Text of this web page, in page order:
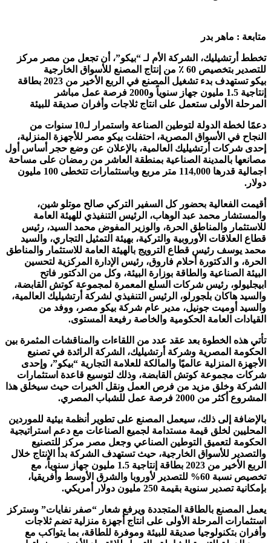
متابعة : ماهر بدر
تخطط أرتشيليك، الشركة الأم لـ “بيكو”، أن تجعل من مصر مركز
للتصدير بتخصيص 60 ٪ من إنتاج المصنع للأسواق الخارجية
بيكو تستهدف بدء تشغيل المصنع في الربع الأخير من 2023 بطاقة
إنتاجية 1.5 مليون جهاز سنوياً و2000 فرصة عمل مباشر
المرحلة الأولى ستعمل على انتاج ثلاجات وأفران صديقة للبيئة
دعمًا لخطة الدولة لتوطين الصناعة واستمرار لـ10 سنوات من
النجاح في الأسواق المصرية، احتفلت بيكو مصر للأجهزة المنزلية،
إحدى شركات أرتشيليك العالمية، بالإعلان عن وضع حجر أساس أول
مصانعها بالمدينة الصناعية بمنطقة العاشر من رمضان على مساحة
اجمالية قدرها 114,000 متر مربع وباستثمارات تتخطى 100 مليون
دولار.
أقيمت الفعالية بحضور كل السفير التركي صالح موتلو شين،
والمستشار محمد عبد الوهاب، الرئيس التنفيذي للهيئة العامة
للاستثمار والمناطق الحرة، والوزير المفوض محمد السيد، رئيس
قطاع العلاقات الأوروبية والتركية، بهيئة التمثيل التجاري، والسيد
محمد يوسف رئيس قطاع الترويج بالهيئة العامة للاستثمار والمناطق
الحرة، و الدكتورة أحلام فاروق، رئيس الإدارة المركزية لتحسين
البيئة الصناعية والطاقة بوزارة البيئة، وكل من الدكتور فاتح
ابيجليولو، رئيس شركات السلع المعمرة لمجموعة كوتش القابضة،
والسيد هاكان بلجورلو، الرئيس التنفيذي لشركة أرتشيليك العالمية،
والسيد أوميت جونيل، مدير عام شركة بيكو مصر، ووفد من
القيادات العامة الحكومية والخاصة رفيعة المستوى.
تأتي هذه الخطوة بعد عقد عدد من اللقاءات والمناقشات المثمرة بين
الحكومة المصرية وشركة أرتشيليك، الشركة الرائدة في تصنيع
الأجهزة المنزلية عالميًا والمالكة للعلامة التجارية “بيكو”، وإحدى
شركات مجموعة كوتش القابضة، وذلك لتوسيع قاعدة استثمارات
الشركة وخلق مزيد من فرص العمل ونقل الخبرات حيث سيخلق هذا
المشروع أكثر من 2000 فرصة عمل للشباب المصري.
بالإضافة إلى ذلك، سيعمل المصنع على تطوير أنظمة بيئية للموردين
المحليين لخلق قيمة مستدامة لجميع الصناعات مع دعم استراتيجية
الحكومة لتعميق التوطين الصناعي وجعل مصر مركز للتصنيع
والتصدير للأسواق الخارجية، حيث تستهدف الشركة بدأ الإنتاج خلال
الربع الأخير من 2023 بطاقة إنتاجية 1.5 مليون جهاز سنوياً، مع
تخصيص نسبة 60% للتصدير لأوروبا والشرق الأوسط وأفريقيا،
بإمكانية تصدير سنوية بقيمة 250 مليون دولار أمريكي.
يعمل المصنع بالطاقة المتجددة ويرفع شعار “صفر نفايات” وستركز
استثمارات المرحلة الأولى على انتاج أجهزة منزلية تضم ثلاجات
وأفران بتكنولوجيا صديقة للبيئة وموفرة للطاقة، بما يتواكب مع